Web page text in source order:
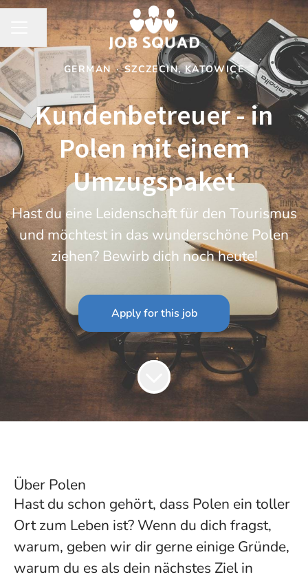
CAREER MENU
Share page
GERMAN · SZCZECIN, KATOWICE
Kundenbetreuer - in
Polen mit einem
Umzugspaket
Hast du eine Leidenschaft für den Tourismus
und möchtest in das wunderschöne Polen
ziehen? Bewirb dich noch heute!
Apply for this job
Über Polen
Hast du schon gehört, dass Polen ein toller
Ort zum Leben ist? Wenn du dich fragst,
warum, geben wir dir gerne einige Gründe,
warum du es als dein nächstes Ziel in